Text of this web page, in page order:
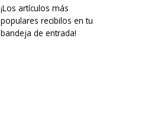
¡Los artículos más
populares recibilos en tu
bandeja de entrada!